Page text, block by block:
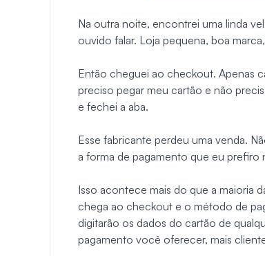
Na outra noite, encontrei uma linda
ouvido falar. Loja pequena, boa
Então cheguei ao checkout. Apenas
preciso pegar meu cartão e não
e fechei a aba.
Esse fabricante perdeu uma venda.
a forma de pagamento que eu prefiro
Isso acontece mais do que a maioria
chega ao checkout e o método de
digitarão os dados do cartão de
pagamento você oferecer, mais